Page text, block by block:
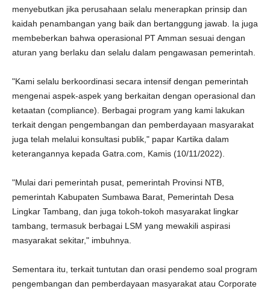
menyebutkan jika perusahaan selalu menerapkan prinsip dan
kaidah penambangan yang baik dan bertanggung jawab. Ia juga
membeberkan bahwa operasional PT Amman sesuai dengan
aturan yang berlaku dan selalu dalam pengawasan pemerintah.
"Kami selalu berkoordinasi secara intensif dengan pemerintah
mengenai aspek-aspek yang berkaitan dengan operasional dan
ketaatan (compliance). Berbagai program yang kami lakukan
terkait dengan pengembangan dan pemberdayaan masyarakat
juga telah melalui konsultasi publik," papar Kartika dalam
keterangannya kepada Gatra.com, Kamis (10/11/2022).
"Mulai dari pemerintah pusat, pemerintah Provinsi NTB,
pemerintah Kabupaten Sumbawa Barat, Pemerintah Desa
Lingkar Tambang, dan juga tokoh-tokoh masyarakat lingkar
tambang, termasuk berbagai LSM yang mewakili aspirasi
masyarakat sekitar," imbuhnya.
Sementara itu, terkait tuntutan dan orasi pendemo soal program
pengembangan dan pemberdayaan masyarakat atau Corporate